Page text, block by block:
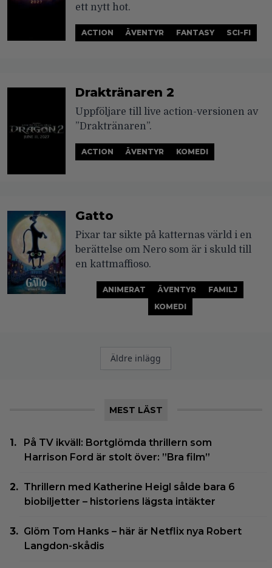
ett nytt hot.
ACTION ÄVENTYR FANTASY SCI-FI
Draktränaren 2
Uppföljare till live action-versionen av
”Draktränaren”.
ACTION ÄVENTYR KOMEDI
Gatto
Pixar tar sikte på katternas värld i en
berättelse om Nero som är i skuld till
en kattmaffioso.
ANIMERAT ÄVENTYR
FAMILJ
KOMEDI
Inläggsnavigering
Äldre inlägg
MEST LÄST
På TV ikväll: Bortglömda thrillern som
Harrison Ford är stolt över: ”Bra film”
Thrillern med Katherine Heigl sålde bara 6
biobiljetter – historiens lägsta intäkter
Glöm Tom Hanks – här är Netflix nya Robert
Langdon-skådis